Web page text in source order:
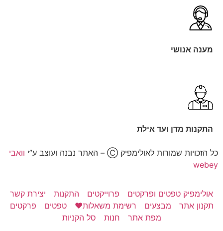
מענה אנושי
התקנות מדן ועד אילת
כל הזכויות שמורות לאולימפיק Ⓒ – האתר נבנה ועוצב ע”י
וואבי
webey
אולימפיק טפטים ופרקטים פרוייקטים התקנות
יצירת קשר
תקנון אתר
מבצעים רשימת משאלות❤️ טפטים
פרקטים
מפת אתר
חנות סל הקניות